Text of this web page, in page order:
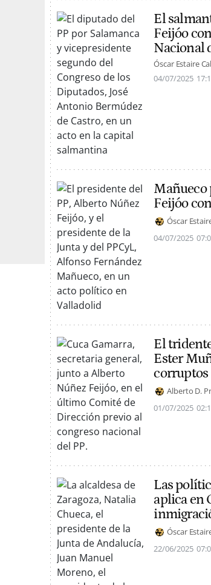
El
Feijóo
Nacional
Óscar Estaire
04/07/2025
Mañueco
Feijóo
Óscar
04/07/2025
El
Ester
corruptos
Alberto D.
01/07/2025
Las
aplica en
Óscar
22/06/2025